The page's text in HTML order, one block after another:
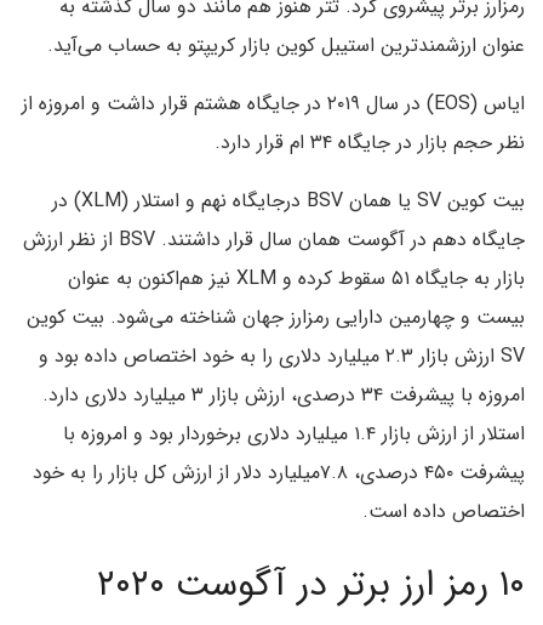
رمزارز برتر پیشروی کرد. تتر هنوز هم مانند دو سال گذشته به
عنوان ارزشمندترین استیبل کوین بازار کریپتو به حساب می‌آید.
ایاس (EOS) در سال ۲۰۱۹ در جایگاه هشتم قرار داشت و امروزه از
نظر حجم بازار در جایگاه ۳۴ ام قرار دارد.
بیت کوین SV یا همان BSV درجایگاه نهم و استلار (XLM) در
جایگاه دهم در آگوست همان سال قرار داشتند. BSV از نظر ارزش
بازار به جایگاه ۵۱ سقوط کرده و XLM نیز هم‌اکنون به عنوان
بیست و چهارمین دارایی رمزارز جهان شناخته می‌شود. بیت کوین
SV ارزش بازار ۲.۳ میلیارد دلاری را به خود اختصاص داده بود و
امروزه با پیشرفت ۳۴ درصدی، ارزش بازار ۳ میلیارد دلاری دارد.
استلار از ارزش بازار ۱.۴ میلیارد دلاری برخوردار بود و امروزه با
پیشرفت ۴۵۰ درصدی، ۷.۸میلیارد دلار از ارزش کل بازار را به خود
اختصاص داده است.
۱۰ رمز ارز برتر در آگوست ۲۰۲۰